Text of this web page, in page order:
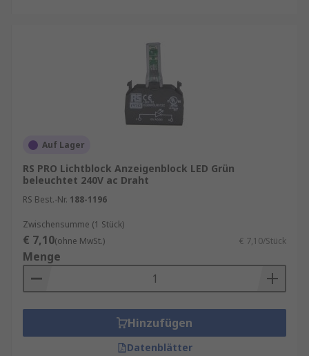
Auf Lager
RS PRO Lichtblock Anzeigenblock LED Grün
beleuchtet 240V ac Draht
RS Best.-Nr. 188-1196
Zwischensumme (1 Stück)
€ 7,10(ohne MwSt.) € 7,10/Stück
Menge
Hinzufügen
Datenblätter